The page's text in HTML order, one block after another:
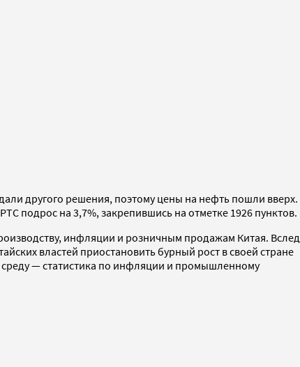
другого решения, поэтому цены на нефть пошли вверх.
подрос на 3,7%, закрепившись на отметке 1926 пунктов.
инфляции и розничным продажам Китая. Вслед
властей приостановить бурный рост в своей стране
— статистика по инфляции и промышленному